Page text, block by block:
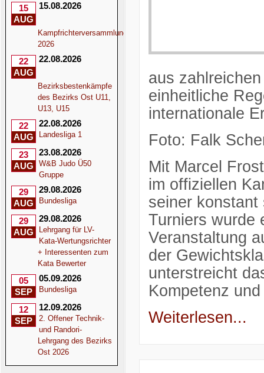
15
AUG
15.08.2026
Kampfrichterversammlung
2026
22
AUG
22.08.2026
Bezirksbestenkämpfe
des Bezirks Ost U11,
U13, U15
22
AUG
22.08.2026
Landesliga 1
23
AUG
23.08.2026
W&B Judo Ü50
Gruppe
29
AUG
29.08.2026
Bundesliga
29
AUG
29.08.2026
Lehrgang für LV-
Kata-Wertungsrichter
+ Interessenten zum
Kata Bewerter
05
SEP
05.09.2026
Bundesliga
12
SEP
12.09.2026
2. Offener Technik-
und Randori-
Lehrgang des Bezirks
Ost 2026
aus
einheitliche
internationale
Foto: Falk
Mit Marcel
im offiziellen
seiner konstant
Turniers wurde
Veranstaltung
der
unterstreicht
Kompetenz
Weiterlesen...